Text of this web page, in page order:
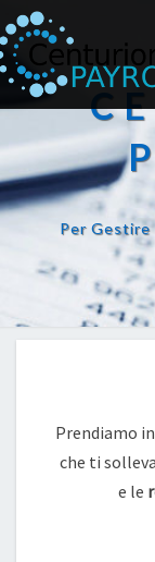
Per Gestire
Prendiamo
che ti
e le